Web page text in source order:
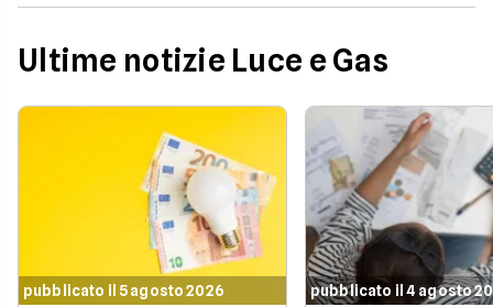
Ultime notizie Luce e Gas
pubblicato il 5 agosto 2026 pubblicato il 4 agosto